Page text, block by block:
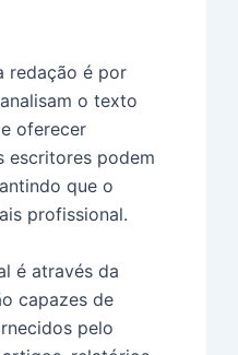
redação é por
o texto
oferecer
escritores podem
que o
profissional.
é através da
capazes de
pelo